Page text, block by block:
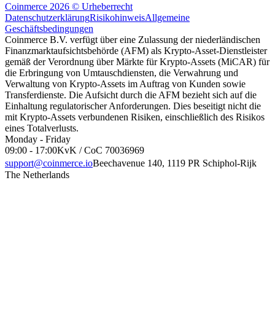
Coinmerce 2026 © Urheberrecht
DatenschutzerklärungRisikohinweisAllgemeine
Geschäftsbedingungen
Coinmerce B.V. verfügt über eine Zulassung der niederländischen
Finanzmarktaufsichtsbehörde (AFM) als Krypto-Asset-Dienstleister
gemäß der Verordnung über Märkte für Krypto-Assets (MiCAR) für
die Erbringung von Umtauschdiensten, die Verwahrung und
Verwaltung von Krypto-Assets im Auftrag von Kunden sowie
Transferdienste. Die Aufsicht durch die AFM bezieht sich auf die
Einhaltung regulatorischer Anforderungen. Dies beseitigt nicht die
mit Krypto-Assets verbundenen Risiken, einschließlich des Risikos
eines Totalverlusts.
Monday - Friday
09:00 - 17:00KvK / CoC 70036969
support@coinmerce.ioBeechavenue 140, 1119 PR Schiphol-Rijk
The Netherlands